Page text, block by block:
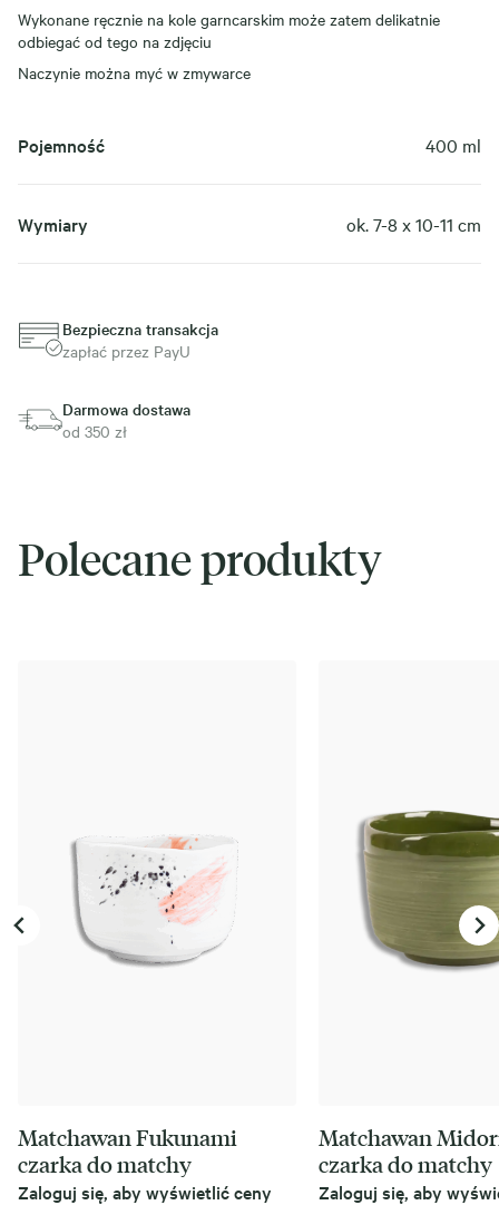
Wykonane ręcznie na kole garncarskim może zatem delikatnie
odbiegać od tego na zdjęciu
Naczynie można myć w zmywarce
Pojemność 400 ml
Wymiary ok. 7-8 x 10-11 cm
Bezpieczna transakcja
zapłać przez PayU
Darmowa dostawa
od 350 zł
Polecane produkty
Matchawan Fukunami
czarka do matchy
Zaloguj się, aby wyświetlić ceny
Matchawan
czarka do matchy
Zaloguj się, aby